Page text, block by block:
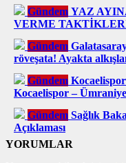
Gündem YAZ
VERME
Gündem
röveşata! Ayakta
Gündem
Kocaelispor –
Gündem Sağlık
Açıklaması
YORUMLAR